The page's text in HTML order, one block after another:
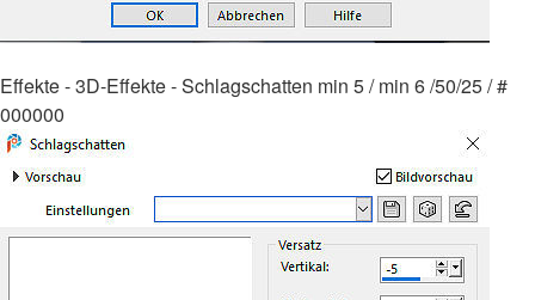
Effekte - 3D-Effekte - Schlagschatten min 5 / min 6 /50/25 / #
000000